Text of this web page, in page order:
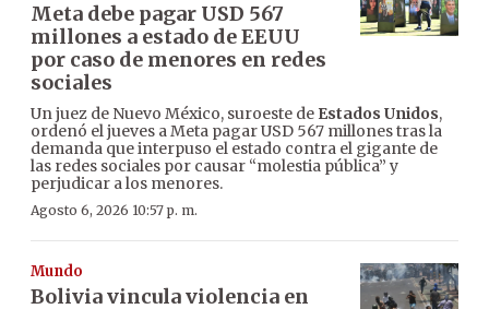
Meta debe pagar USD 567
millones a estado de EEUU
por caso de menores en redes
sociales
Un juez de Nuevo México, suroeste de Estados Unidos,
ordenó el jueves a Meta pagar USD 567 millones tras la
demanda que interpuso el estado contra el gigante de
las redes sociales por causar “molestia pública” y
perjudicar a los menores.
Agosto 6, 2026 10:57 p. m.
Mundo
Bolivia vincula violencia en